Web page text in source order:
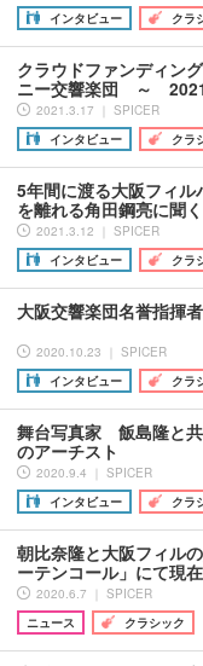
インタビュー
クラ
クラウドファンディン
ニー交響楽団 ～
2021.3.17 ｜ SPICER
インタビュー
クラ
5年間に渡る大阪フィ
を離れる角田鋼亮に聞く
2021.3.12 ｜ SPICER
インタビュー
クラ
大阪交響楽団名誉指揮
2020.10.23 ｜ SPICER
インタビュー
クラ
舞台写真家 飯島隆と
のアーチスト
2020.9.4 ｜ SPICER
インタビュー
クラ
朝比奈隆と大阪フィル
ーテンコール」にて現
2020.6.7 ｜ SPICER
ニュース
クラシック